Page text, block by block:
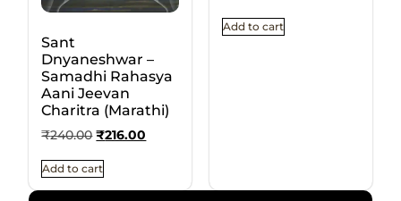
Sant
Dnyaneshwar –
Samadhi Rahasya
Aani Jeevan
Charitra (Marathi)
₹240.00 ₹216.00
Add to cart
Add to cart